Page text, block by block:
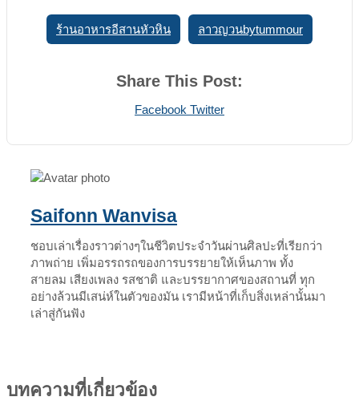
ร้านอาหารอีสานหัวหิน ลาวญวนbytummour
Share This Post:
Facebook TwitterPrint
Share
Email
Saifonn Wanvisa
ชอบเล่าเรื่องราวต่างๆในชีวิตประจำวันผ่านศิลปะที่เรียกว่า
ภาพถ่าย เพิ่มอรรถรถของการบรรยายให้เห็นภาพ ทั้ง
สายลม เสียงเพลง รสชาติ และบรรยากาศของสถานที่ ทุก
อย่างล้วนมีเสน่ห์ในตัวของมัน เรามีหน้าที่เก็บสิ่งเหล่านั้นมา
เล่าสู่กันฟัง
บทความที่เกี่ยวข้อง